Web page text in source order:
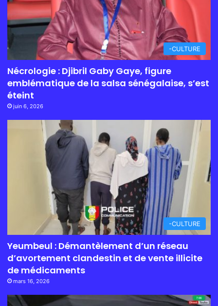
-CULTURE
Nécrologie : Djibril Gaby Gaye, figure
emblématique de la salsa sénégalaise, s’est
éteint
juin 6, 2026
-CULTURE
Yeumbeul : Démantèlement d’un réseau
d’avortement clandestin et de vente illicite
de médicaments
mars 16, 2026